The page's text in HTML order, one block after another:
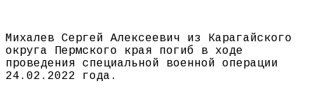
Михалев Сергей Алексеевич из Карагайского
округа Пермского края погиб в ходе
проведения специальной военной операции
24.02.2022 года.